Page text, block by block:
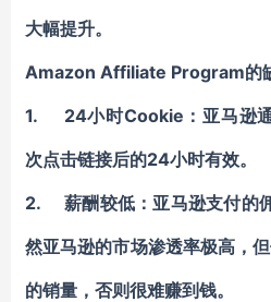
大幅提升。
Amazon Affiliate Program的
1. 24小时Cookie：亚马逊
次点击链接后的24小时有效。
2. 薪酬较低：亚马逊支付的
然亚马逊的市场渗透率极高，
的销量，否则很难赚到钱。